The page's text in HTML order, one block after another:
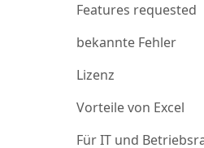
Features requested
bekannte Fehler
Lizenz
Vorteile von Excel
Für IT und